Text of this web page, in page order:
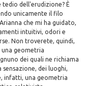
tedio dell'erudizione? È
unicamente il filo
che mi ha guidato,
intuitivi, odori e
Non troverete, quindi,
una geometria
dei quali ne richiama
dei luoghi,
infatti, una geometria